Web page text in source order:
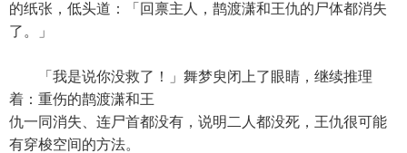
的纸张，低头道：「回禀主人，鹊渡潇和王仇的尸体都消失
了。」
「我是说你没救了！」舞梦臾闭上了眼睛，继续推理
着：重伤的鹊渡潇和王
仇一同消失、连尸首都没有，说明二人都没死，王仇很可能
有穿梭空间的方法。